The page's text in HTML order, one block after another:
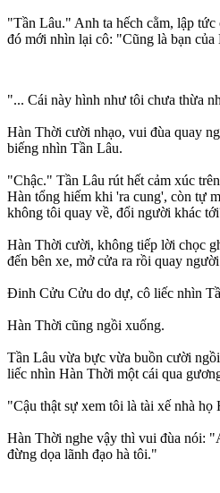
"Tần Lâu." Anh ta hếch cằm, lập
đó mới nhìn lại cô: "Cũng là bạn
"... Cái này hình như tôi chưa thừa
Hàn Thời cười nhạo, vui đùa quay
biếng nhìn Tần Lâu.
"Chậc." Tần Lâu rút hết cảm xúc
Hàn tổng hiếm khi 'ra cung', còn tự
không tôi quay về, đổi người khác
Hàn Thời cười, không tiếp lời chọc
đến bên xe, mở cửa ra rồi quay
Đinh Cửu Cửu do dự, cô liếc nhìn
Hàn Thời cũng ngồi xuống.
Tần Lâu vừa bực vừa buồn cười
liếc nhìn Hàn Thời một cái qua
"Cậu thật sự xem tôi là tài xế nhà họ
Hàn Thời nghe vậy thì vui đùa nói:
đừng dọa lãnh đạo hà tôi."